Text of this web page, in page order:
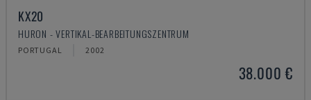
KX20
HURON - VERTIKAL-BEARBEITUNGSZENTRUM
PORTUGAL 2002
38.000 €